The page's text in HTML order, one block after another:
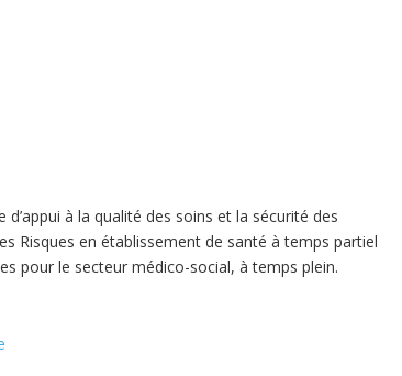
à la qualité des soins et la sécurité des
Risques en établissement de santé à temps partiel
pour le secteur médico-social, à temps plein.